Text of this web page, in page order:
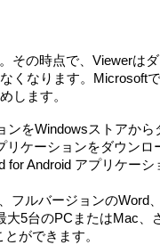
その時点で、Viewerは
くなります。Microsoft
します。
をWindowsストアから
リケーションをダウンロ
Android アプリケー
フルバージョンのWord、
大5台のPCまたはMac、
ができます。